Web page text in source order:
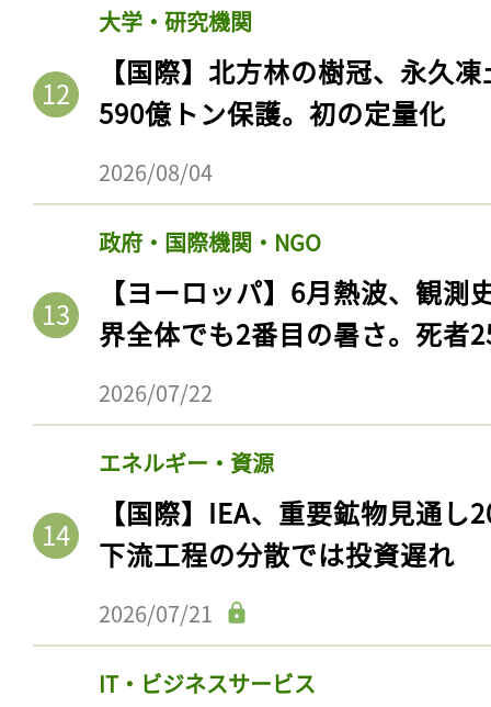
大学・研究機関
【国際】北方林の樹冠、永久
590億トン保護。初の定量化
2026/08/04
政府・国際機関・NGO
【ヨーロッパ】6月熱波、観
界全体でも2番目の暑さ。死者
2026/07/22
エネルギー・資源
【国際】IEA、重要鉱物見通
下流工程の分散では投資遅れ
2026/07/21
IT・ビジネスサービス